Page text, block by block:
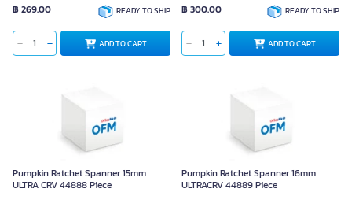
฿ 269.00 READY TO SHIP
ADD TO CART
฿ 300.00 READY TO SHIP
ADD TO CART
Pumpkin Ratchet Spanner 15mm
ULTRA CRV 44888 Piece
Pumpkin Ratchet Spanner 16mm
ULTRACRV 44889 Piece